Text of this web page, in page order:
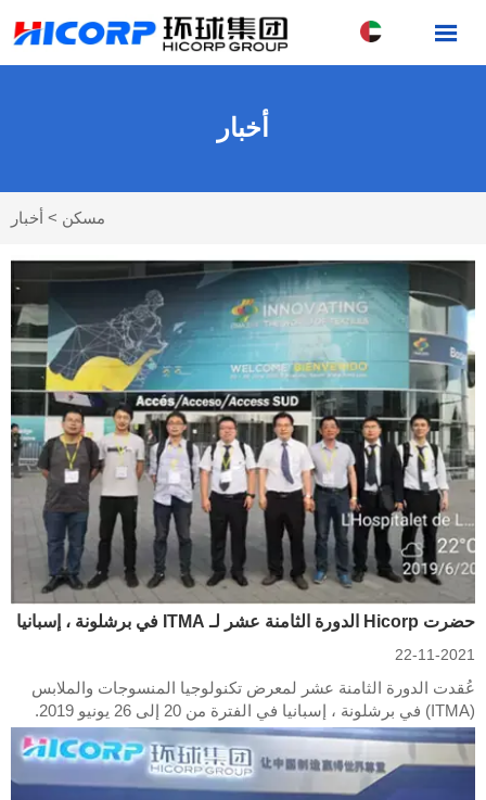

أخبار
مسكن > أخبار
حضرت Hicorp الدورة الثامنة عشر لـ ITMA في برشلونة ، إسبانيا
22-11-2021
عُقدت الدورة الثامنة عشر لمعرض تكنولوجيا المنسوجات والملابس
(ITMA) في برشلونة ، إسبانيا في الفترة من 20 إلى 26 يونيو 2019.
يُعقد كل أربع سنوات ، والمعروف باسم "الأولمبي" لصناعة المنسوجات
العالمية ، وكان ITMA هو أحدث منصة تقنية لـ تظهر ال